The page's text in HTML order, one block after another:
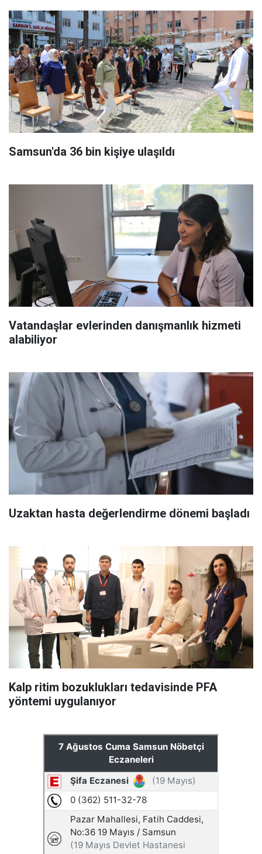
Samsun'da 36 bin kişiye ulaşıldı
Vatandaşlar evlerinden danışmanlık hizmeti
alabiliyor
Uzaktan hasta değerlendirme dönemi başladı
Kalp ritim bozuklukları tedavisinde PFA
yöntemi uygulanıyor